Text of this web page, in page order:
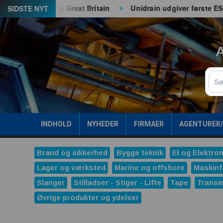
Spring
til
indhold
SIDSTE NYT
EU og Great Britain Unidrain udgiver første ESG-
Søg
INDHOLD NYHEDER FIRMAER
Brand og sikkerhed Bygge teknik El og
Lager og værksted
Marine og offshore
Slanger
Stilladser - Stiger - Lifte Tape
Øvrige produkter og ydelser